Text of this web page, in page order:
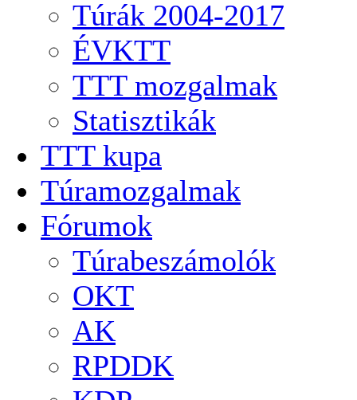
Túrák 2004-2017
ÉVKTT
TTT mozgalmak
Statisztikák
TTT kupa
Túramozgalmak
Fórumok
Túrabeszámolók
OKT
AK
RPDDK